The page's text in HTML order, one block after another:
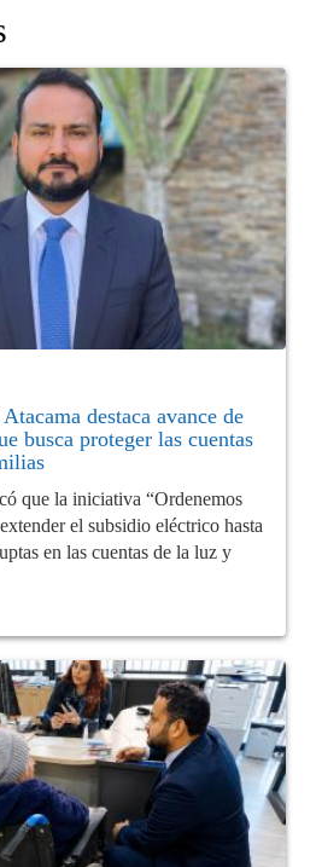
destaca avance de
busca proteger las cuentas
que la iniciativa “Ordenemos
el subsidio eléctrico hasta
en las cuentas de la luz y